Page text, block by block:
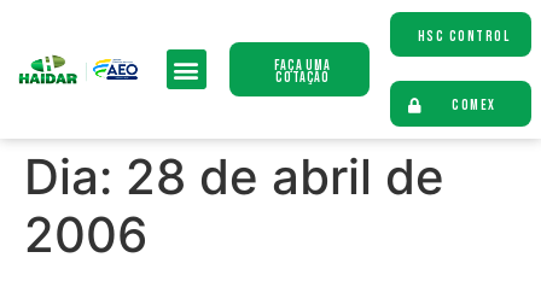
Faça uma
Cotação
HSC CONTROL
COMEX
Dia: 28 de abril de
2006